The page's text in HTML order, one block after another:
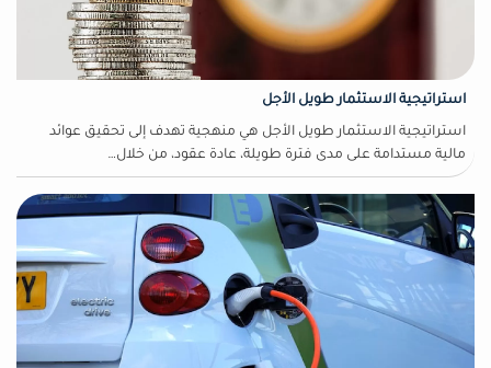
استراتيجية الاستثمار طويل الأجل
استراتيجية الاستثمار طويل الأجل هي منهجية تهدف إلى تحقيق عوائد
مالية مستدامة على مدى فترة طويلة، عادة عقود، من خلال…